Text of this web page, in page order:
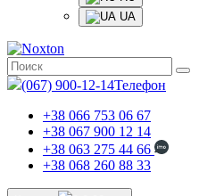
UA
(067) 900-12-14Телефон
+38 066 753 06 67
+38 067 900 12 14
+38 063 275 44 66
+38 068 260 88 33